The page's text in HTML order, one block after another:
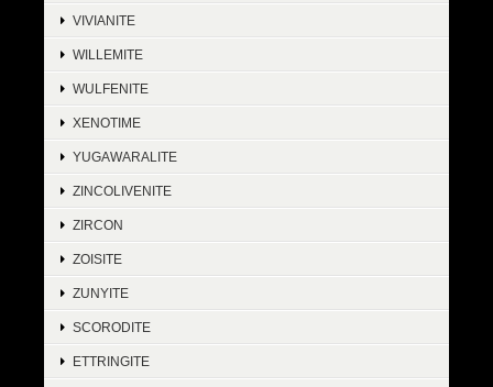
VIVIANITE
WILLEMITE
WULFENITE
XENOTIME
YUGAWARALITE
ZINCOLIVENITE
ZIRCON
ZOISITE
ZUNYITE
SCORODITE
ETTRINGITE